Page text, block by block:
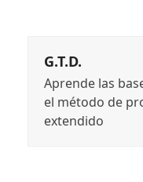
G.T.D.
Aprende las
el método de
extendido